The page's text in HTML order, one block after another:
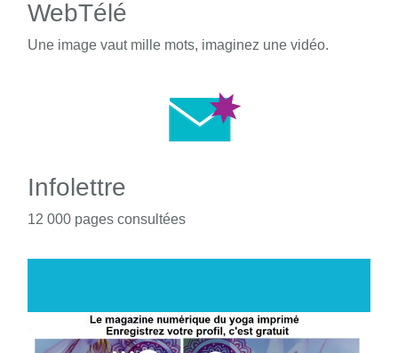
WebTélé
Une image vaut mille mots, imaginez une vidéo.
Infolettre
12 000 pages consultées